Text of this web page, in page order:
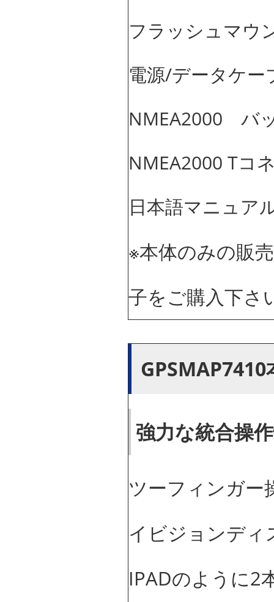
フラッシュマウ
電源/データケー
NMEA2000 バ
NMEA2000 Tコ
日本語マニュア
※本体のみの販
子をご購入下さ
強力な統合操
ツーフィンガ
イビジョンディ
IPADのように2